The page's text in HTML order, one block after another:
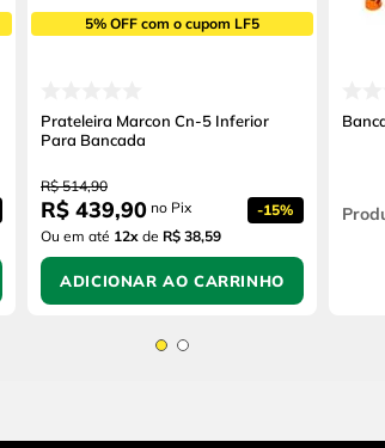
5% OFF com o cupom LF5
Prateleira Marcon Cn-5 Inferior
Para Bancada
R$ 514,90
R$ 439,90 no Pix -15%
Ou em até 12x de R$ 38,59
ADICIONAR AO CARRINHO